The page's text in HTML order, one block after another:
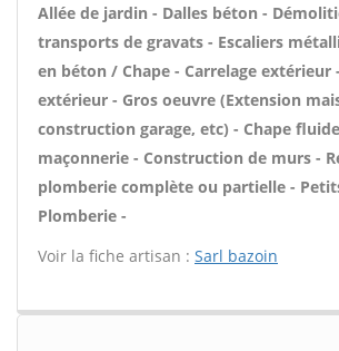
Allée de jardin - Dalles béton -
transports de gravats - Escaliers
en béton / Chape - Carrelage extérieur
extérieur - Gros oeuvre (Extension
construction garage, etc) - Chape
maçonnerie - Construction de murs -
plomberie complète ou partielle -
Plomberie -
Voir la fiche artisan : Sarl bazoin